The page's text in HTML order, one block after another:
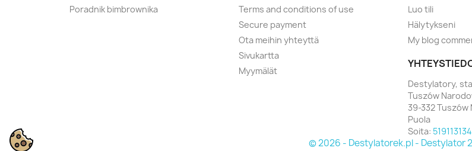
Poradnik bimbrownika
Terms and conditions of use
Secure payment
Ota meihin yhteyttä
Sivukartta
Myymälät
Luo tili
Hälytykseni
My blog
Destylatory,
Tuszów
39-332 Tuszów
Puola
Soita: 519113134
© 2026 - Destylatorek.pl - Destylator